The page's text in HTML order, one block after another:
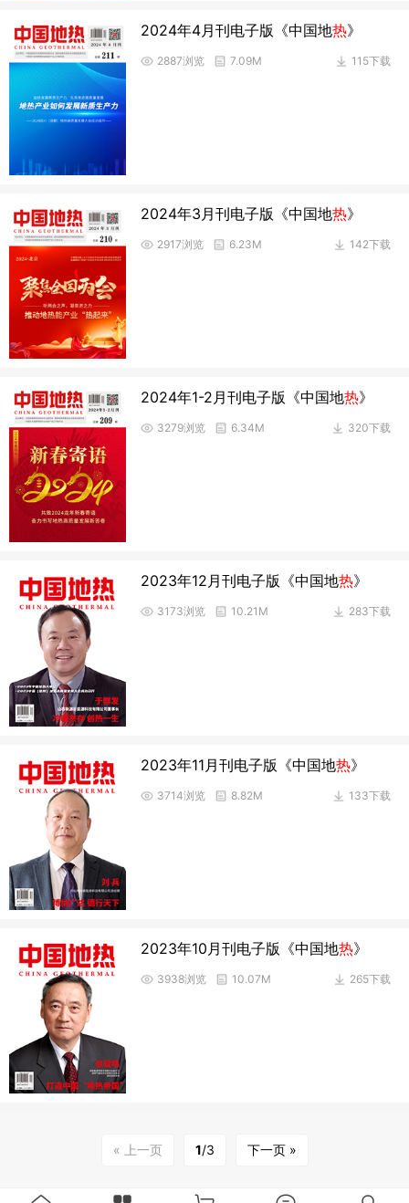
2024年4月刊电子版《中国地热》
115下载
2887浏览 7.09M
2024年3月刊电子版《中国地热》
142下载
2917浏览 6.23M
2024年1-2月刊电子版《中国地热》
320下载
3279浏览 6.34M
2023年12月刊电子版《中国地热》
283下载
3173浏览 10.21M
2023年11月刊电子版《中国地热》
133下载
3714浏览 8.82M
2023年10月刊电子版《中国地热》
265下载
3938浏览 10.07M
« 上一页 1/3 下一页 »